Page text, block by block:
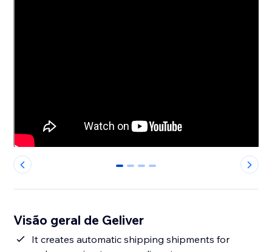
0 1 2 3
Visão geral de Geliver
It creates automatic shipping shipments for